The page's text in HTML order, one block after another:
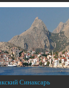
Синаксарь